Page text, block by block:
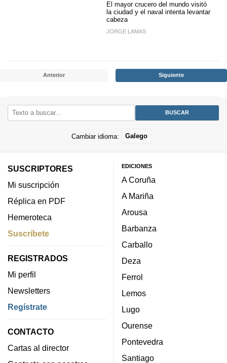
El mayor crucero del mundo visitó
la ciudad y el naval intenta levantar
cabeza
JORGE LAMAS
Anterior Siguiente
Cambiar idioma: Galego
SUSCRIPTORES
Mi suscripción
Réplica en PDF
Hemeroteca
Suscríbete
REGISTRADOS
Mi perfil
Newsletters
Regístrate
CONTACTO
Cartas al director
EDICIONES
A Coruña
A Mariña
Arousa
Barbanza
Carballo
Deza
Ferrol
Lemos
Lugo
Ourense
Pontevedra
Santiago